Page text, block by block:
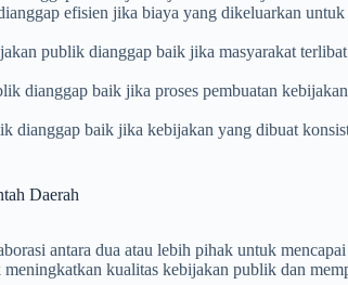
efisien jika biaya yang dikeluarkan
publik dianggap baik jika masyarakat
dianggap baik jika proses pembuatan
dianggap baik jika kebijakan yang dibuat
Daerah
antara dua atau lebih pihak untuk
kualitas kebijakan publik dan